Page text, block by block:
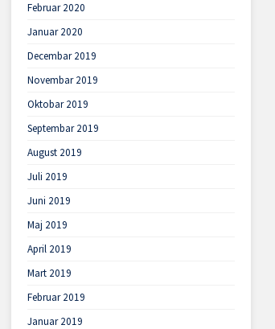
Februar 2020
Januar 2020
Decembar 2019
Novembar 2019
Oktobar 2019
Septembar 2019
August 2019
Juli 2019
Juni 2019
Maj 2019
April 2019
Mart 2019
Februar 2019
Januar 2019